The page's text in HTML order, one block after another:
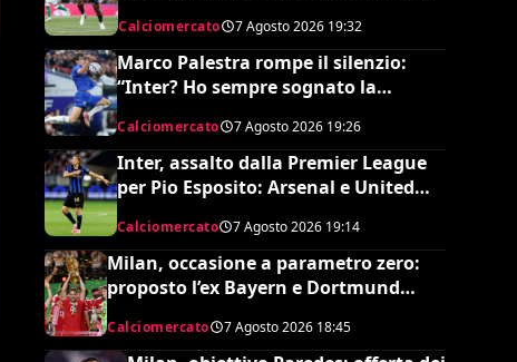
Calciomercato 7 Agosto 2026 19:32
Marco Palestra rompe il silenzio:
“Inter? Ho sempre sognato la
Calciomercato 7 Agosto 2026 19:26
Inter, assalto dalla Premier League
per Pio Esposito: Arsenal e United
pronti al maxi rilancio
Calciomercato 7 Agosto 2026 19:14
Milan, occasione a parametro zero:
proposto l’ex Bayern e Dortmund
modulo
Calciomercato 7 Agosto 2026 18:45